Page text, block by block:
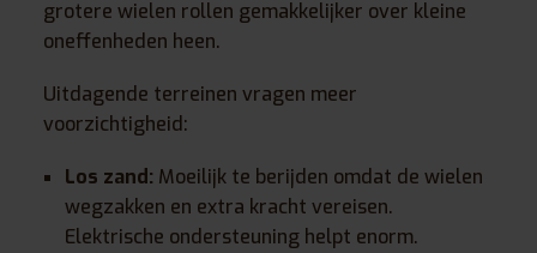
grotere wielen rollen gemakkelijker over kleine
oneffenheden heen.
Uitdagende terreinen vragen meer
voorzichtigheid:
Los zand: Moeilijk te berijden omdat de wielen
wegzakken en extra kracht vereisen.
Elektrische ondersteuning helpt enorm.